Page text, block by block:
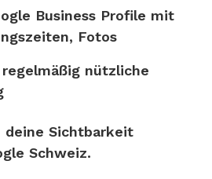
Business Profile mit
Fotos
nützliche
deine Sichtbarkeit
Schweiz.